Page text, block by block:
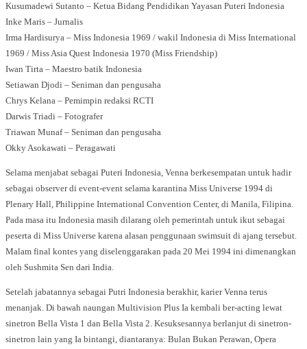
Kusumadewi Sutanto – Ketua Bidang Pendidikan Yayasan Puteri Indonesia
Inke Maris – Jurnalis
Irma Hardisurya – Miss Indonesia 1969 / wakil Indonesia di Miss International
1969 / Miss Asia Quest Indonesia 1970 (Miss Friendship)
Iwan Tirta – Maestro batik Indonesia
Setiawan Djodi – Seniman dan pengusaha
Chrys Kelana – Pemimpin redaksi RCTI
Darwis Triadi – Fotografer
Triawan Munaf – Seniman dan pengusaha
Okky Asokawati – Peragawati
Selama menjabat sebagai Puteri Indonesia, Venna berkesempatan untuk hadir
sebagai observer di event-event selama karantina Miss Universe 1994 di
Plenary Hall, Philippine International Convention Center, di Manila, Filipina.
Pada masa itu Indonesia masih dilarang oleh pemerintah untuk ikut sebagai
peserta di Miss Universe karena alasan penggunaan swimsuit di ajang tersebut.
Malam final kontes yang diselenggarakan pada 20 Mei 1994 ini dimenangkan
oleh Sushmita Sen dari India.
Setelah jabatannya sebagai Putri Indonesia berakhir, karier Venna terus
menanjak. Di bawah naungan Multivision Plus Ia kembali ber-acting lewat
sinetron Bella Vista 1 dan Bella Vista 2. Kesuksesannya berlanjut di sinetron-
sinetron lain yang Ia bintangi, diantaranya: Bulan Bukan Perawan, Opera